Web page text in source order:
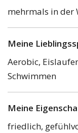
mehrmals in der
Meine
Aerobic,
Schwimmen
Meine
friedlich,